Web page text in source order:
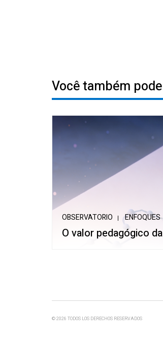
Você também
OBSERVATORIO ENFOQUES
O valor pedagógico
© 2026 TODOS LOS DERECHOS RESERVADOS